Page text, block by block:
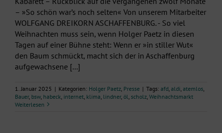
– »So schön war’s noch selten« Von unserem Mitarbeiter
WOLFGANG DREIKORN ASCHAFFENBURG. - So viel
Weihnachten muss sein, wenn Holger Paetz in diesen
Tagen auf einer Bühne steht: Wenn er »in stiller Wut«
den Baum schmückt, macht sich der in Aschaffenburg
aufgewachsene [...]
1. Januar 2025 | Kategorien: Holger Paetz Presse | Tags: afd aldi atemlos
Bauer, bsw, habeck internet klima lindner, öl scholz Weihnachtsmarkt
Weiterlesen